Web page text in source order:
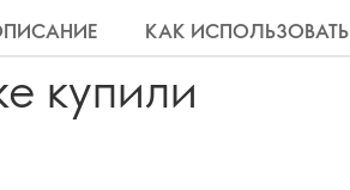
КАК ИСПОЛЬЗОВАТЬ
купили